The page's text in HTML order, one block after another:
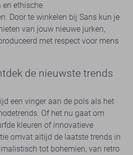
en ethische
Door te winkelen bij Sans kun je
van jouw nieuwe jurken,
met respect voor mens
de nieuwste trends
een vinger aan de pols als het
Of het nu gaat om
kleuren of innovatieve
omvat altijd de laatste trends in
tot bohemien, van retro